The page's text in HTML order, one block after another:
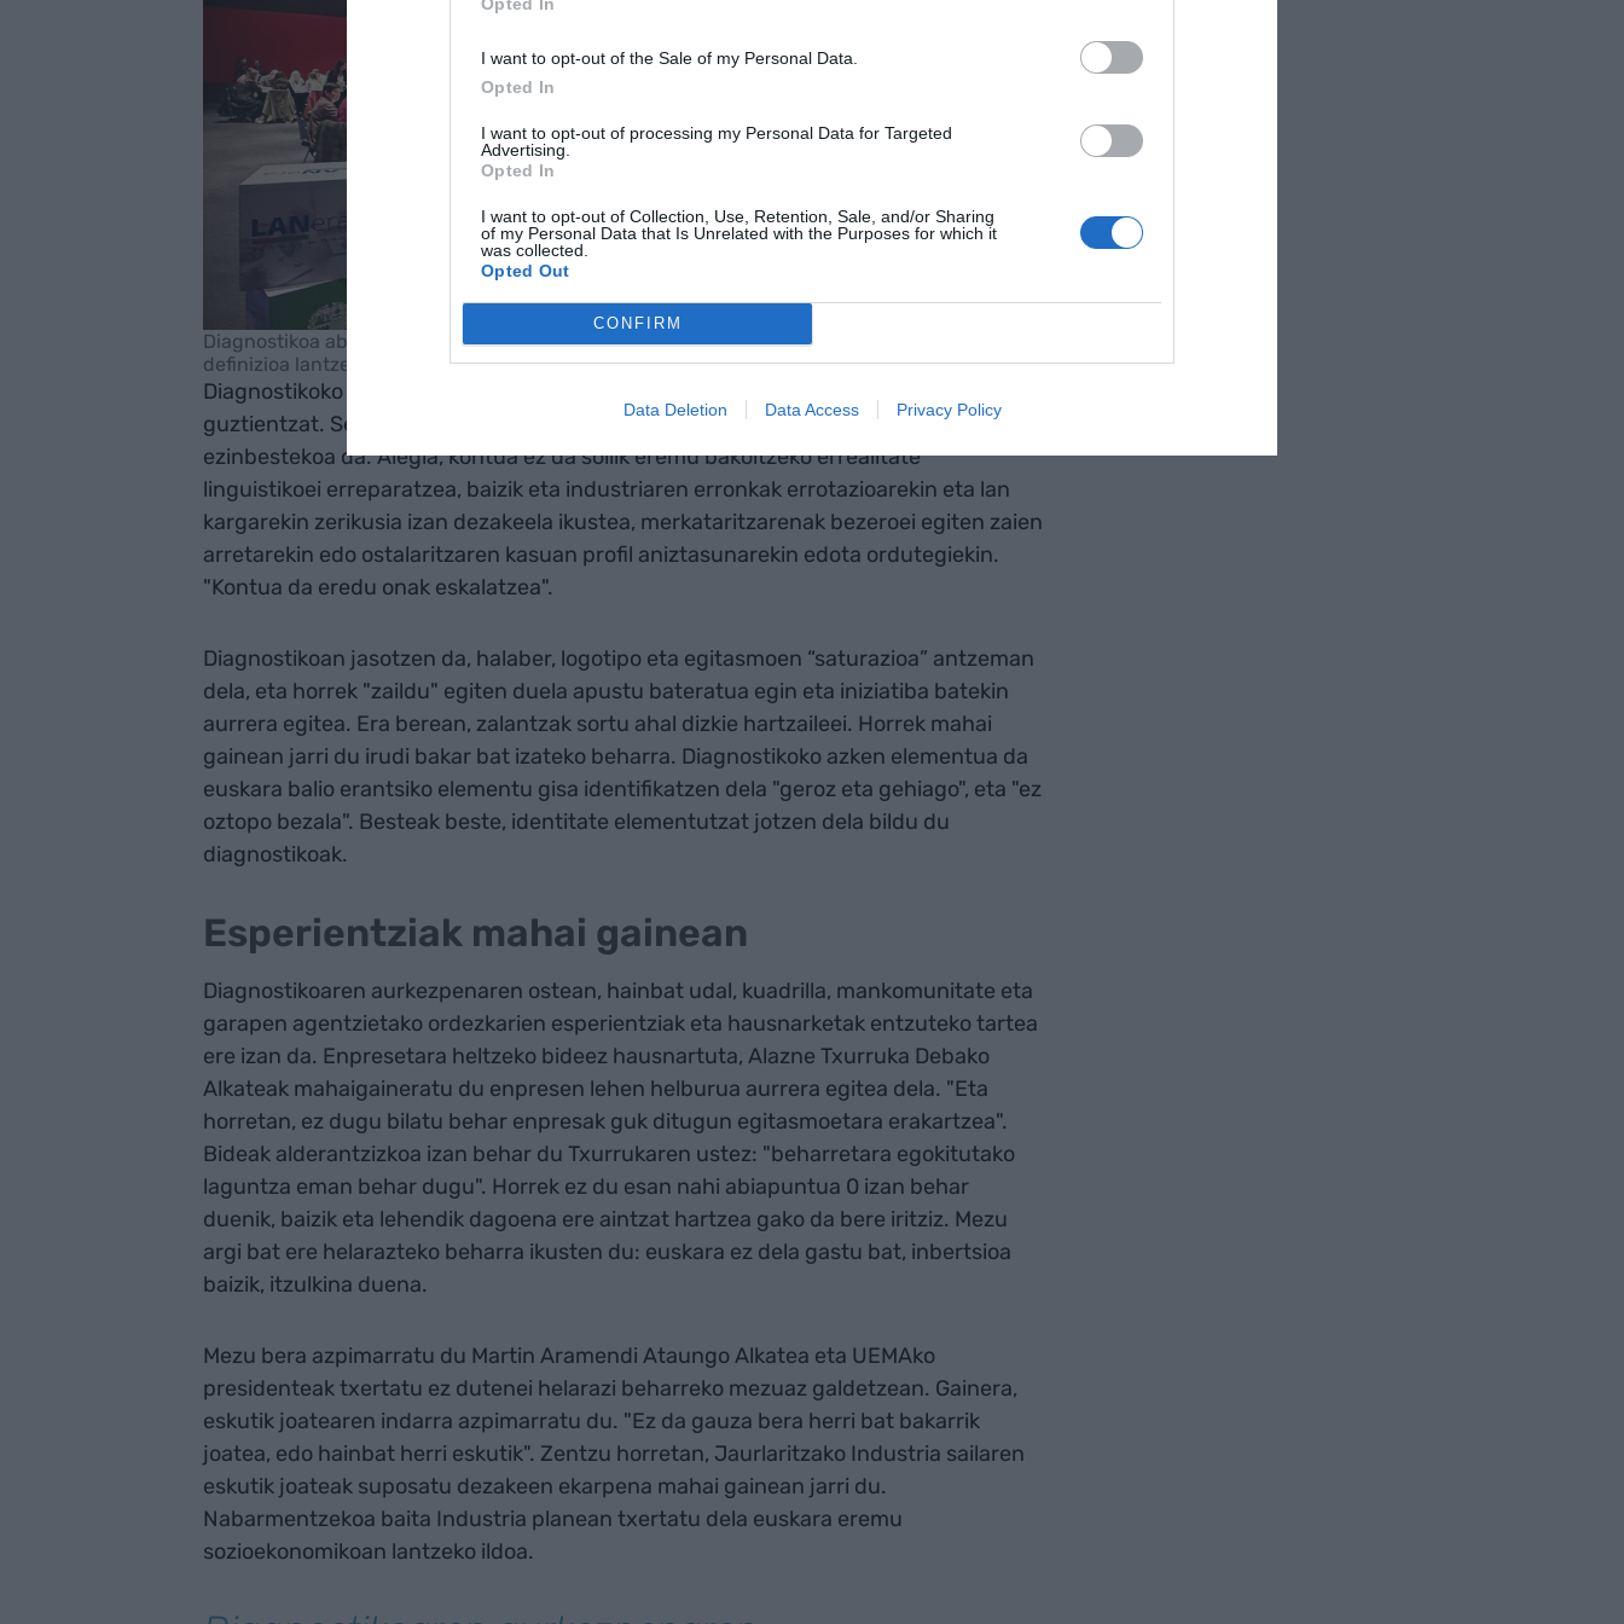
I want to opt-out of the Sale of my Personal Data.
Opted In
I want to opt-out of processing my Personal Data for Targeted
Advertising.
Opted In
I want to opt-out of Collection, Use, Retention, Sale, and/or Sharing
of my Personal Data that Is Unrelated with the Purposes for which it
was collected.
Opted Out
CONFIRM
Data Deletion Data Access Privacy Policy
Diagnostikoa abiapuntu hartu dute bertaratutako 125 eragileek laneraren hurrengo fasearen
definizioa lantzeko | Argazkia: Irekia
Diagnostikoko hirugarren ondorioa da formula berdinek ez dutela balio sektore
guztientzat. Sektore bakoitzaren berezitasun eta beharrizanak aintzat hartzea
ezinbestekoa da. Alegia, kontua ez da soilik eremu bakoitzeko errealitate
linguistikoei erreparatzea, baizik eta industriaren erronkak errotazioarekin eta lan
kargarekin zerikusia izan dezakeela ikustea, merkataritzarenak bezeroei egiten zaien
arretarekin edo ostalaritzaren kasuan profil aniztasunarekin edota ordutegiekin.
"Kontua da eredu onak eskalatzea".
Diagnostikoan jasotzen da, halaber, logotipo eta egitasmoen “saturazioa” antzeman
dela, eta horrek "zaildu" egiten duela apustu bateratua egin eta iniziatiba batekin
aurrera egitea. Era berean, zalantzak sortu ahal dizkie hartzaileei. Horrek mahai
gainean jarri du irudi bakar bat izateko beharra. Diagnostikoko azken elementua da
euskara balio erantsiko elementu gisa identifikatzen dela "geroz eta gehiago", eta "ez
oztopo bezala". Besteak beste, identitate elementutzat jotzen dela bildu du
diagnostikoak.
Esperientziak mahai gainean
Diagnostikoaren aurkezpenaren ostean, hainbat udal, kuadrilla, mankomunitate eta
garapen agentzietako ordezkarien esperientziak eta hausnarketak entzuteko tartea
ere izan da. Enpresetara heltzeko bideez hausnartuta, Alazne Txurruka Debako
Alkateak mahaigaineratu du enpresen lehen helburua aurrera egitea dela. "Eta
horretan, ez dugu bilatu behar enpresak guk ditugun egitasmoetara erakartzea".
Bideak alderantzizkoa izan behar du Txurrukaren ustez: "beharretara egokitutako
laguntza eman behar dugu". Horrek ez du esan nahi abiapuntua 0 izan behar
duenik, baizik eta lehendik dagoena ere aintzat hartzea gako da bere iritziz. Mezu
argi bat ere helarazteko beharra ikusten du: euskara ez dela gastu bat, inbertsioa
baizik, itzulkina duena.
Mezu bera azpimarratu du Martin Aramendi Ataungo Alkatea eta UEMAko
presidenteak txertatu ez dutenei helarazi beharreko mezuaz galdetzean. Gainera,
eskutik joatearen indarra azpimarratu du. "Ez da gauza bera herri bat bakarrik
joatea, edo hainbat herri eskutik". Zentzu horretan, Jaurlaritzako Industria sailaren
eskutik joateak suposatu dezakeen ekarpena mahai gainean jarri du.
Nabarmentzekoa baita Industria planean txertatu dela euskara eremu
sozioekonomikoan lantzeko ildoa.